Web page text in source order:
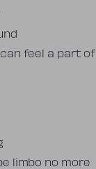
feel a part of
limbo no more